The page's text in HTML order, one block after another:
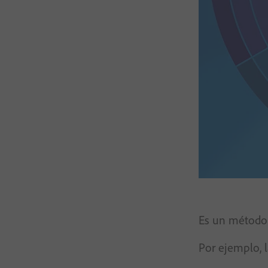
Es un
Por ejemplo,